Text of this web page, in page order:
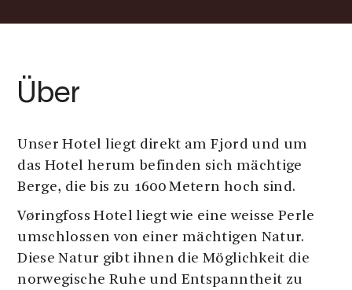
Über
Unser Hotel liegt direkt am Fjord und um
das Hotel herum befinden sich mächtige
Berge, die bis zu 1600 Metern hoch sind.
Vøringfoss Hotel liegt wie eine weisse Perle
umschlossen von einer mächtigen Natur.
Diese Natur gibt ihnen die Möglichkeit die
norwegische Ruhe und Entspanntheit zu